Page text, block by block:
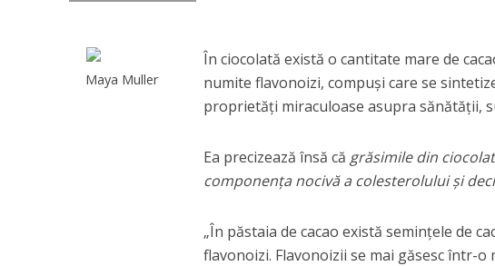
Maya Muller
În ciocolată există o cantitate mare de
numite flavonoizi, compuși care se
proprietăți miraculoase asupra sănătății,
Ea precizează însă că grăsimile din
componența nocivă a colesterolului și
„În păstaia de cacao există semințele de
flavonoizi. Flavonoizii se mai găsesc într-